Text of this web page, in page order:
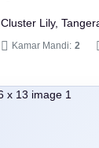
Cluster Lily,
Kamar Mandi: 2